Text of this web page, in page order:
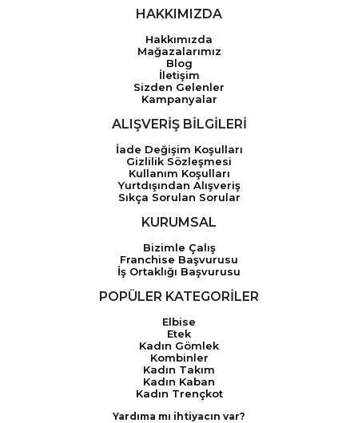
HAKKIMIZDA
Hakkımızda
Mağazalarımız
Blog
İletişim
Sizden Gelenler
Kampanyalar
ALIŞVERİŞ BİLGİLERİ
İade Değişim Koşulları
Gizlilik Sözleşmesi
Kullanım Koşulları
Yurtdışından Alışveriş
Sıkça Sorulan Sorular
KURUMSAL
Bizimle Çalış
Franchise Başvurusu
İş Ortaklığı Başvurusu
POPÜLER KATEGORİLER
Elbise
Etek
Kadın Gömlek
Kombinler
Kadın Takım
Kadın Kaban
Kadın Trençkot
Yardıma mı ihtiyacın var?